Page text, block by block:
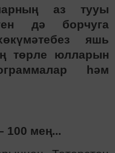
аз тууы
дә борчуга
яшь
төрле юлларын
һәм
100 мең...